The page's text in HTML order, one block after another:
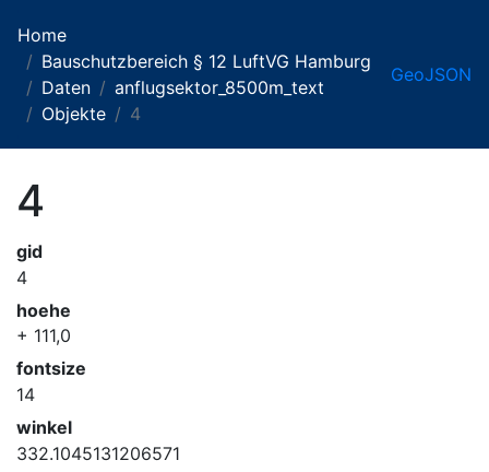
Home
Bauschutzbereich § 12 LuftVG Hamburg
Daten
anflugsektor_8500m_text
Objekte
4
GeoJSON
4
gid
4
hoehe
+ 111,0
fontsize
14
winkel
332.1045131206571